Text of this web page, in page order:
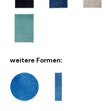
weitere Formen: